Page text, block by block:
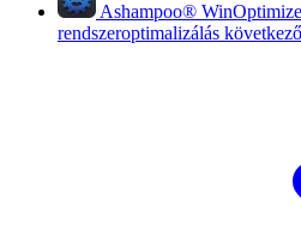
Ashampoo®
rendszeroptimalizálás